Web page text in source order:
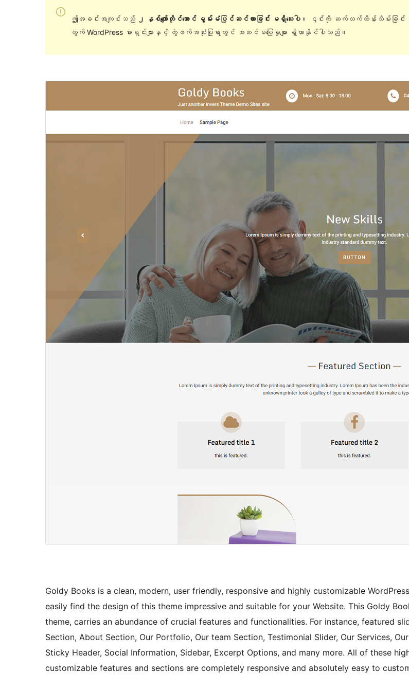
ဤအခင်းအကျင်းသည် ၂ နှစ်ကျော်တိုင်အောင် မွမ်းမံပြင်ဆင်ထားခြင်း မရှိသေးပါ။ ၎င်းကို ဆက်လက်ထိန်းသိမ်းခြင်
ထွက် WordPress ဗားရှင်းများနှင့် တွဲဖက်အသုံးပြုရာတွင် အဆင်မပြေမှုများ ရှိလာနိုင်ပါသည်။
Goldy Books is a clean, modern, user friendly, responsive and highly customizable WordPress
easily find the design of this theme impressive and suitable for your Website. This Goldy
theme, carries an abundance of crucial features and functionalities. For instance, featured
Section, About Section, Our Portfolio, Our team Section, Testimonial Slider, Our Services,
Sticky Header, Social Information, Sidebar, Excerpt Options, and many more. All of these
customizable features and sections are completely responsive and absolutely easy to